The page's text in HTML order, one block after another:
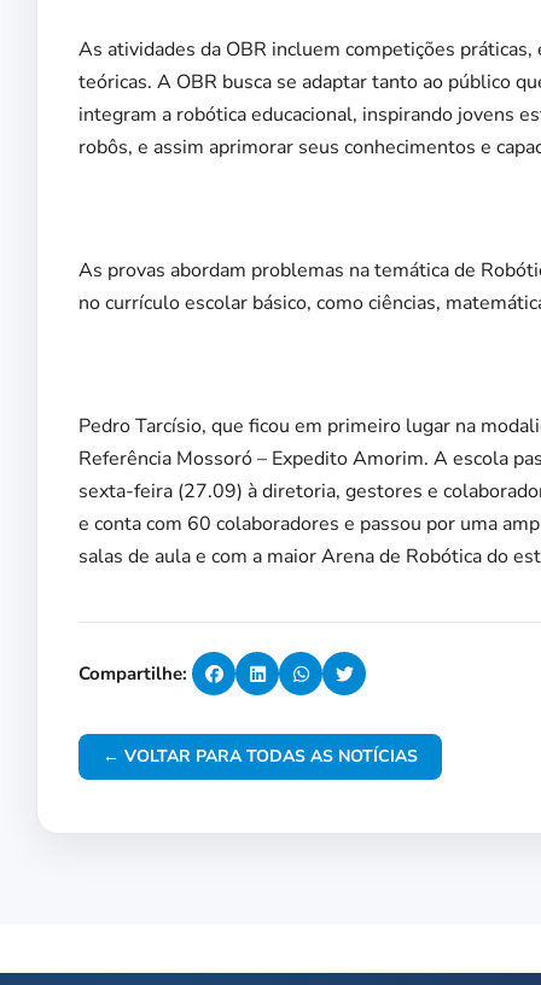
As atividades da OBR incluem competições
teóricas. A OBR busca se adaptar tanto ao público
integram a robótica educacional, inspirando jovens
robôs, e assim aprimorar seus conhecimentos e
As provas abordam problemas na temática de
no currículo escolar básico, como ciências,
Pedro Tarcísio, que ficou em primeiro lugar na
Referência Mossoró – Expedito Amorim. A escola
sexta-feira (27.09) à diretoria, gestores e
e conta com 60 colaboradores e passou por uma
salas de aula e com a maior Arena de Robótica do
Compartilhe:
← VOLTAR PARA TODAS AS NOTÍCIAS